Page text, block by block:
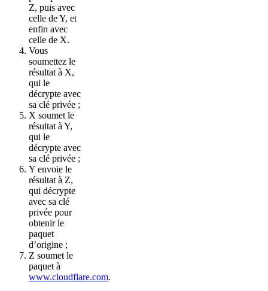
Z, puis avec
celle de Y, et
enfin avec
celle de X.
Vous
soumettez le
résultat à X,
qui le
décrypte avec
sa clé privée ;
X soumet le
résultat à Y,
qui le
décrypte avec
sa clé privée ;
Y envoie le
résultat à Z,
qui décrypte
avec sa clé
privée pour
obtenir le
paquet
d’origine ;
Z soumet le
paquet à
www.cloudflare.com.